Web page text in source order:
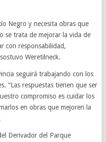
Negro y necesita obras que
se trata de mejorar la vida de
con responsabilidad,
Weretilneck.
seguirá trabajando con los
“Las respuestas tienen que ser
compromiso es cuidar los
en obras que mejoren la
Derivador del Parque